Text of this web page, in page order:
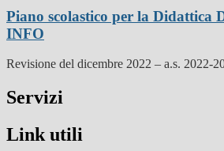
Piano scolastico per la Didattica
INFO
Revisione del dicembre 2022 – a.s. 2022-
Servizi
Link utili